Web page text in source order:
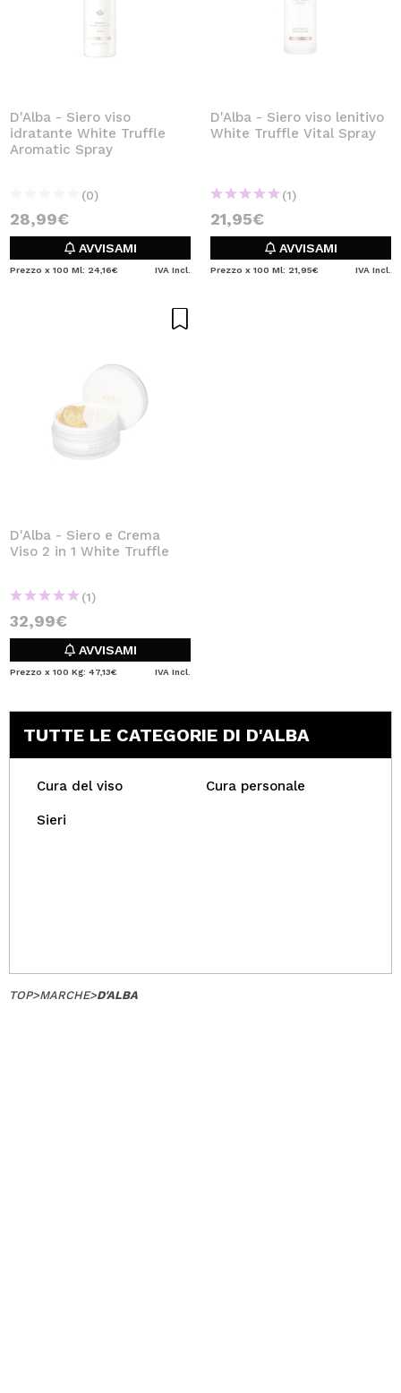
D'Alba - Siero viso
idratante White Truffle
Aromatic Spray
(0)
28,99€
AVVISAMI
Prezzo x 100 Ml: 24,16€ IVA Incl.
D'Alba - Siero viso lenitivo
White Truffle Vital Spray
(1)
21,95€
AVVISAMI
Prezzo x 100 Ml: 21,95€ IVA Incl.
D'Alba - Siero e Crema
Viso 2 in 1 White Truffle
(1)
32,99€
AVVISAMI
Prezzo x 100 Kg: 47,13€ IVA Incl.
TUTTE LE CATEGORIE DI D'ALBA
Cura del viso Cura personale
Sieri
TOP>MARCHE>D'ALBA